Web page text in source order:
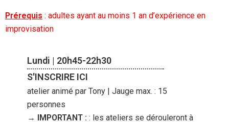
Prérequis : adultes ayant au moins 1 an d’expérience en
improvisation
Lundi | 20h45-22h30
S'INSCRIRE ICI
atelier animé par Tony | Jauge max. : 15
personnes
→ IMPORTANT : : les ateliers se dérouleront à